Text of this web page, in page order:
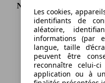
Nombre de vitesses
Couple
Cylindrée
Carburant
Cylindres
4
Transmission
Type de traction
Les cookies,
identifiants de
aléatoire,
informations (par
langue, taille
peuvent être
reconnaître celui-
application ou à